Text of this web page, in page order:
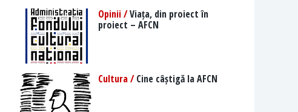
Opinii /Viața, din proiect în
proiect – AFCN
Cultura /Cine câștigă la AFCN